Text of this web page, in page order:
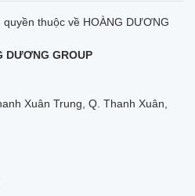
thuộc về HOÀNG DƯƠNG
DƯƠNG GROUP
Xuân Trung, Q. Thanh Xuân,